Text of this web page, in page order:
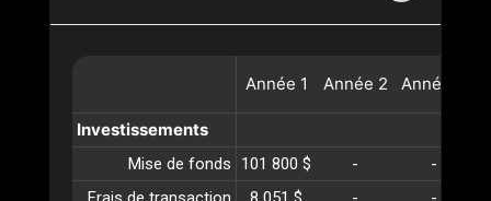
Année 1 Année 2 Année
Investissements
Mise de fonds 101 800 $ -
-